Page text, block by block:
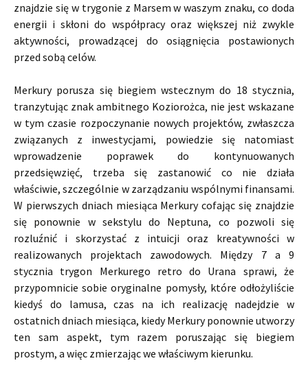
znajdzie się w trygonie z Marsem w waszym znaku, co doda
energii i skłoni do współpracy oraz większej niż zwykle
aktywności, prowadzącej do osiągnięcia postawionych
przed sobą celów.
Merkury porusza się biegiem wstecznym do 18 stycznia,
tranzytując znak ambitnego Koziorożca, nie jest wskazane
w tym czasie rozpoczynanie nowych projektów, zwłaszcza
związanych z inwestycjami, powiedzie się natomiast
wprowadzenie poprawek do kontynuowanych
przedsięwzięć, trzeba się zastanowić co nie działa
właściwie, szczególnie w zarządzaniu wspólnymi finansami.
W pierwszych dniach miesiąca Merkury cofając się znajdzie
się ponownie w sekstylu do Neptuna, co pozwoli się
rozluźnić i skorzystać z intuicji oraz kreatywności w
realizowanych projektach zawodowych. Między 7 a 9
stycznia trygon Merkurego retro do Urana sprawi, że
przypomnicie sobie oryginalne pomysły, które odłożyliście
kiedyś do lamusa, czas na ich realizację nadejdzie w
ostatnich dniach miesiąca, kiedy Merkury ponownie utworzy
ten sam aspekt, tym razem poruszając się biegiem
prostym, a więc zmierzając we właściwym kierunku.